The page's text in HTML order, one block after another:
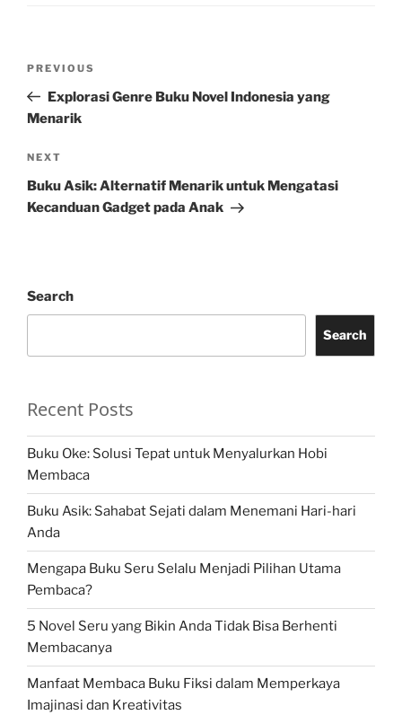
Previous
Post
PREVIOUS
Explorasi Genre Buku Novel Indonesia yang
Menarik
Next
Post
NEXT
Buku Asik: Alternatif Menarik untuk Mengatasi
Kecanduan Gadget pada Anak
Search
Search
Recent Posts
Buku Oke: Solusi Tepat untuk Menyalurkan Hobi
Membaca
Buku Asik: Sahabat Sejati dalam Menemani Hari-hari
Anda
Mengapa Buku Seru Selalu Menjadi Pilihan Utama
Pembaca?
5 Novel Seru yang Bikin Anda Tidak Bisa Berhenti
Membacanya
Manfaat Membaca Buku Fiksi dalam Memperkaya
Imajinasi dan Kreativitas